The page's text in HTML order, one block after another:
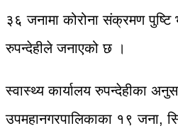
३६ जनामा कोरोना संक्रमण पुष्टि
रुपन्देहीले जनाएको छ ।
स्वास्थ्य कार्यालय रुपन्देहीका
उपमहानगरपालिकाका १९ जना,